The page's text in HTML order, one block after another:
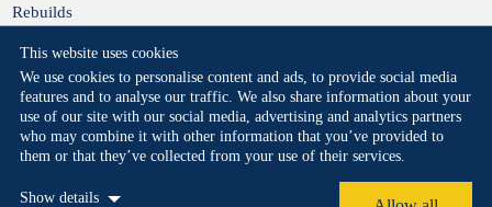
This website uses cookies
We use cookies to personalise content and ads, to provide social media
features and to analyse our traffic. We also share information about your
use of our site with our social media, advertising and analytics partners
who may combine it with other information that you’ve provided to
them or that they’ve collected from your use of their services.
Show details
Rebuilds
Copyright 2026 © All rights reserved.